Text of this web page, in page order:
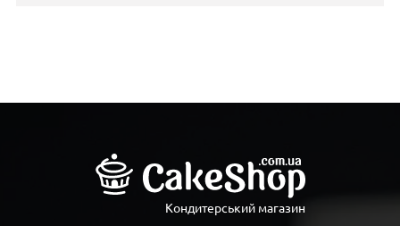
Кондитерський магазин